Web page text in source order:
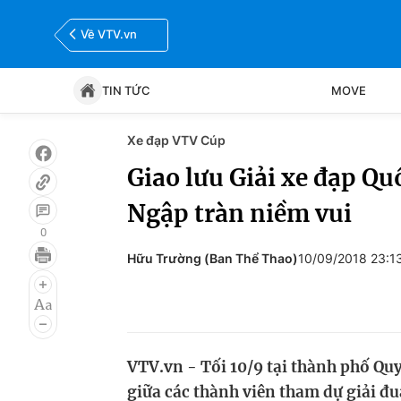
Về VTV.vn
TIN TỨC MOVE
Tin tức
Bóng đá Thể thao Điện tử
0
Xe đạp VTV Cúp
Giao lưu Giải xe đạp
Ngập tràn niềm vui
Hữu Trường (Ban Thể Thao)10/09/2018
VTV.vn - Tối 10/9 tại thành phố
giữa các thành viên tham dự giải